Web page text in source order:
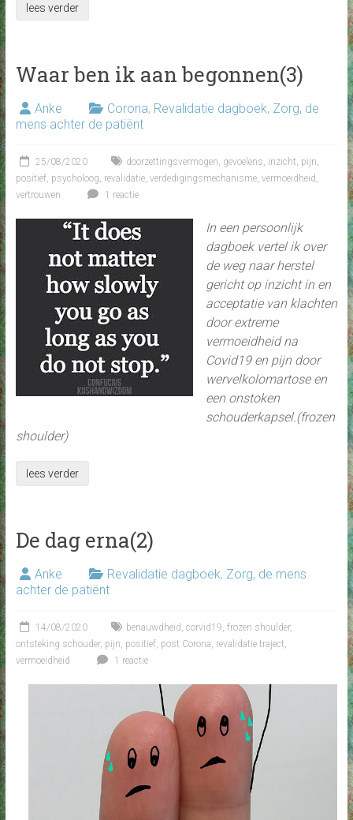
lees verder
Waar ben ik aan begonnen(3)
Anke Corona, Revalidatie dagboek, Zorg, de
mens achter de patiënt
25/08/2020 doorzettingsvermogen gevoelens inzicht pijn
positief, psycholoog revalidatie, verdedigingsmechanisme, vermoeidheid
vertrouwen
1 reactie
In een persoonlijk
dagboek vertel ik over
de weg naar herstel
gericht op inzicht in en
acceptatie van klachten
door extreme
vermoeidheid na
Covid19 en pijn door
wervelkolomartose en
een onstoken
schouderkapsel.(frozen
shoulder)
lees verder
De dag erna(2)
Anke Revalidatie dagboek, Zorg, de mens
achter de patiënt
14/08/2020 benauwdheid corvid19 frozen shoulder,
ontsteking schouder, pijn positief, post Corona revalidatie traject
vermoeidheid
1 reactie